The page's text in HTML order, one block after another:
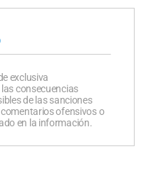
exclusiva
consecuencias
de las sanciones
ofensivos o
en la información.